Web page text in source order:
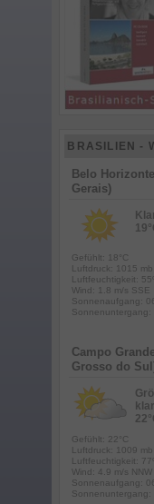
BRASILIEN -
Belo
Gerais)
Gefühlt: 18°C
Luftdruck: 1015 mb
Luftfeuchtigkeit:
Wind: 1.8 m/s SSE
Sonnenaufgang:
Sonnenuntergang:
Campo
Grosso do
klar
Gefühlt: 22°C
Luftdruck: 1009 mb
Luftfeuchtigkeit:
Wind: 4.9 m/s NNW
Sonnenaufgang:
Sonnenuntergang: